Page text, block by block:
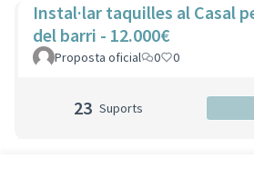
Instal·lar taquilles al Casal
del barri - 12.000€
Proposta oficial 0 0
23 Suports